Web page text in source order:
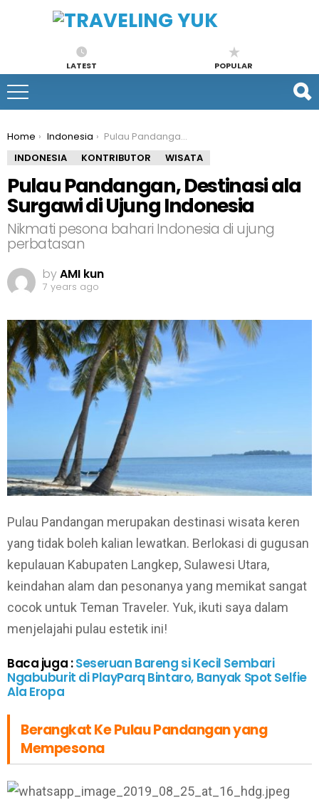
LATEST POPULAR
You are here:
Home Indonesia
Pulau Pandangan, Destinasi ala Surgawi di Ujung Indonesia
INDONESIA
KONTRIBUTOR WISATA
Pulau Pandangan, Destinasi ala
Surgawi di Ujung Indonesia
Nikmati pesona bahari Indonesia di ujung
perbatasan
byAMI kun
7 years ago
Pulau Pandangan merupakan destinasi wisata keren
yang tidak boleh kalian lewatkan. Berlokasi di gugusan
kepulauan Kabupaten Langkep, Sulawesi Utara,
keindahan alam dan pesonanya yang memikat sangat
cocok untuk Teman Traveler. Yuk, ikuti saya dalam
menjelajahi pulau estetik ini!
Baca juga :Seseruan Bareng si Kecil Sembari
Ngabuburit di PlayParq Bintaro, Banyak Spot Selfie
Ala Eropa
Berangkat Ke Pulau Pandangan yang
Mempesona